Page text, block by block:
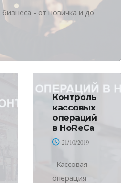
- от новичка и до
Контроль
кассовых
операций
в HoReCa
21/10/2019
Кассовая
операция –